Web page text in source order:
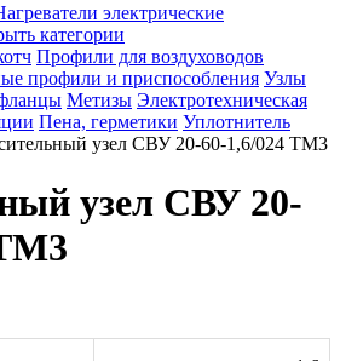
электрические
категории
Профили для воздуховодов
профили и приспособления Узлы
Метизы Электротехническая
Пена, герметики Уплотнитель
узел СВУ 20-60-1,6/024 TМ3
узел СВУ 20-